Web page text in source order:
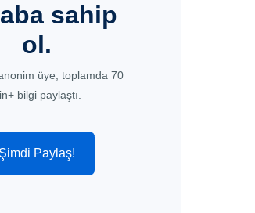
sahip
ol.
üye, toplamda 70
bilgi paylaştı.
Şimdi Paylaş!